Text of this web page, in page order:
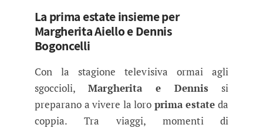
La prima estate insieme per
Margherita Aiello e Dennis
Bogoncelli
Con la stagione televisiva ormai agli
sgoccioli,Margherita e Dennis si
preparano a vivere la loro prima estateda
coppia. Tra viaggi, momenti di